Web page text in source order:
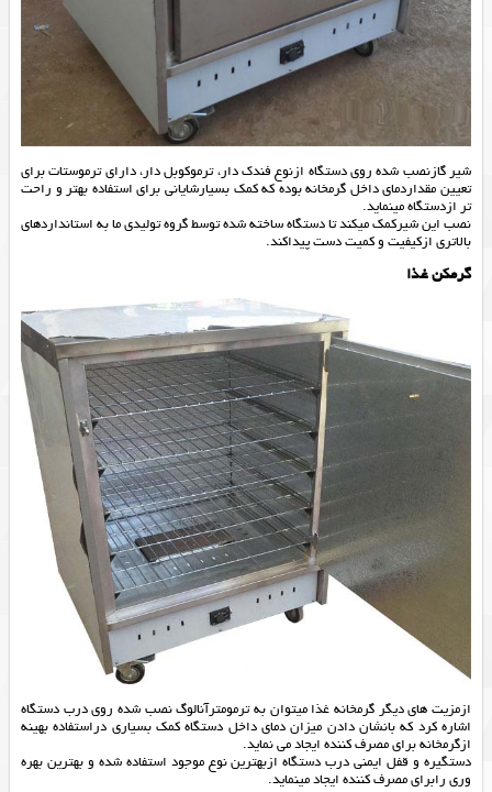
شیر گازنصب شده روی دستگاه ازنوع فندک دار، ترموکوبل دار، دارای ترموستات برای
تعیین مقداردمای داخل گرمخانه بوده که کمک بسیارشایانی برای استفاده بهتر و راحت
تر ازدستگاه مینماید.
نصب این شیرکمک میکند تا دستگاه ساخته شده توسط گروه تولیدی ما به استانداردهای
بالاتری ازکیفیت و کمیت دست پیداکند.
گرمکن غذا
ازمزیت های دیگر گرمخانه غذا میتوان به ترمومترآنالوگ نصب شده روی درب دستگاه
اشاره کرد که بانشان دادن میزان دمای داخل دستگاه کمک بسیاری دراستفاده بهینه
ازگرمخانه برای مصرف کننده ایجاد می نماید.
دستگیره و قفل ایمنی درب دستگاه ازبهترین نوع موجود استفاده شده و بهترین بهره
وری رابرای مصرف کننده ایجاد مینماید.